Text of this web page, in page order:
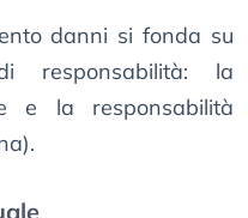
danni si fonda su
responsabilità: la
e la responsabilità